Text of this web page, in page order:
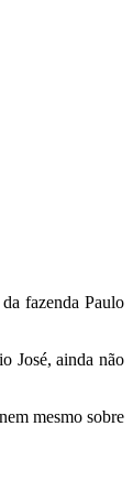
fazenda Paulo
José, ainda não
mesmo sobre